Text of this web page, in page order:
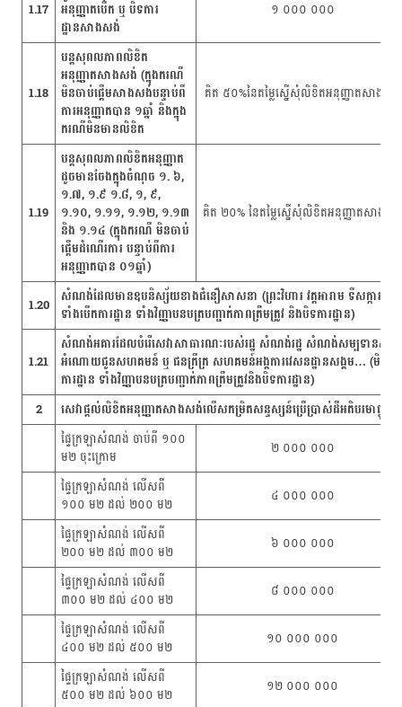
1.17 អនុញ្ញាតបើក ឬ បិទការ
ដ្ឋានសាងសង់
១ ០០០ ០០០
1.18
បន្តសុពលភាពលិខិត
អនុញ្ញាតសាងសង់ (ក្នុងករណី
មិនចាប់ផ្តើមសាងសង់បន្ទាប់ពី
ការអនុញ្ញាតបាន ១ឆ្នាំ និងក្នុង
ករណីមិនមានលិខិត
គិត ៥០%នៃតម្លៃស្នើសុំលិខិតអនុញ្ញាតសាងសង់
1.19
បន្តសុពលភាពលិខិតអនុញ្ញាត
ដូចមានចែងក្នុងចំណុច ១. ៦,
១.៧, ១.៩ ១.៨, ១, ៩,
១.១០, ១.១១, ១.១២, ១.១៣
និង ១.១៤ (ក្នុងករណី មិនចាប់
ផ្តើមដំណើរការ បន្ទាប់ពីការ
អនុញ្ញាតបាន ០១ឆ្នាំ)
គិត ២០% នៃតម្លៃស្នើសុំលិខិតអនុញ្ញាតសាងសង់
1.20
សំណង់ដែលមានឧបនិស្ស័យខាងជំនឿសាសនា (ព្រះវិហារ វត្តអារាម ទីសក្ការៈ
ទាំងបើកការដ្ឋាន ទាំងវិញ្ញាបនបត្របញ្ជាក់​​ភាពត្រឹមត្រូវ និងបិទការដ្ឋាន)
1.21
សំណង់អគារដែលបំរើសេវាសាធារណៈរបស់រដ្ឋ សំណង់រដ្ឋ សំណង់សម្បទានសង្គ
អំណោយជូនសហគមន៍ ឬ ជនក្រីក្រ សហគមន៍អង្គការវេសនដ្ឋានសង្គម… (មិនគិត
ការដ្ឋាន ទាំងវិញ្ញាបនបត្របញ្ជាក់ភាពត្រឹមត្រូវនិងបិទការដ្ឋាន)
2
សេវាផ្តល់លិខិតអនុញ្ញាតសាងសង់លើសកម្រិតសន្ទស្សន៍ប្រើប្រាស់ដីអតិបរមាផ្លូវកា
ផ្ទៃក្រឡាសំណង់ ចាប់ពី ១០០
ម២ ចុះក្រោម
២ ០០០ ០០០
ផ្ទៃក្រឡាសំណង់ លើសពី
១០០ ម២ ដល់ ២០០ ម២
៤ ០០០ ០០០
ផ្ទៃក្រឡាសំណង់ លើសពី
២០០ ម២ ដល់ ៣០០ ម២
៦ ០០០ ០០០
ផ្ទៃក្រឡាសំណង់ លើសពី
៣០០ ម២ ដល់ ៤០០ ម២
៨ ០០០ ០០០
ផ្ទៃក្រឡាសំណង់ លើសពី
៤០០ ម២ ដល់ ៥០០ ម២
១០​ ០០០ ០០០
ផ្ទៃក្រឡាសំណង់ លើសពី
៥០០ ម២ ដល់ ៦០០ ម២
១២ ០០០ ០០០